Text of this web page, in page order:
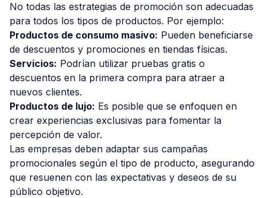
No todas las estrategias de promoción son adecuadas
para todos los tipos de productos. Por ejemplo:
Productos de consumo masivo: Pueden beneficiarse
de descuentos y promociones en tiendas físicas.
Servicios: Podrían utilizar pruebas gratis o
descuentos en la primera compra para atraer a
nuevos clientes.
Productos de lujo: Es posible que se enfoquen en
crear experiencias exclusivas para fomentar la
percepción de valor.
Las empresas deben adaptar sus campañas
promocionales según el tipo de producto, asegurando
que resuenen con las expectativas y deseos de su
público objetivo.